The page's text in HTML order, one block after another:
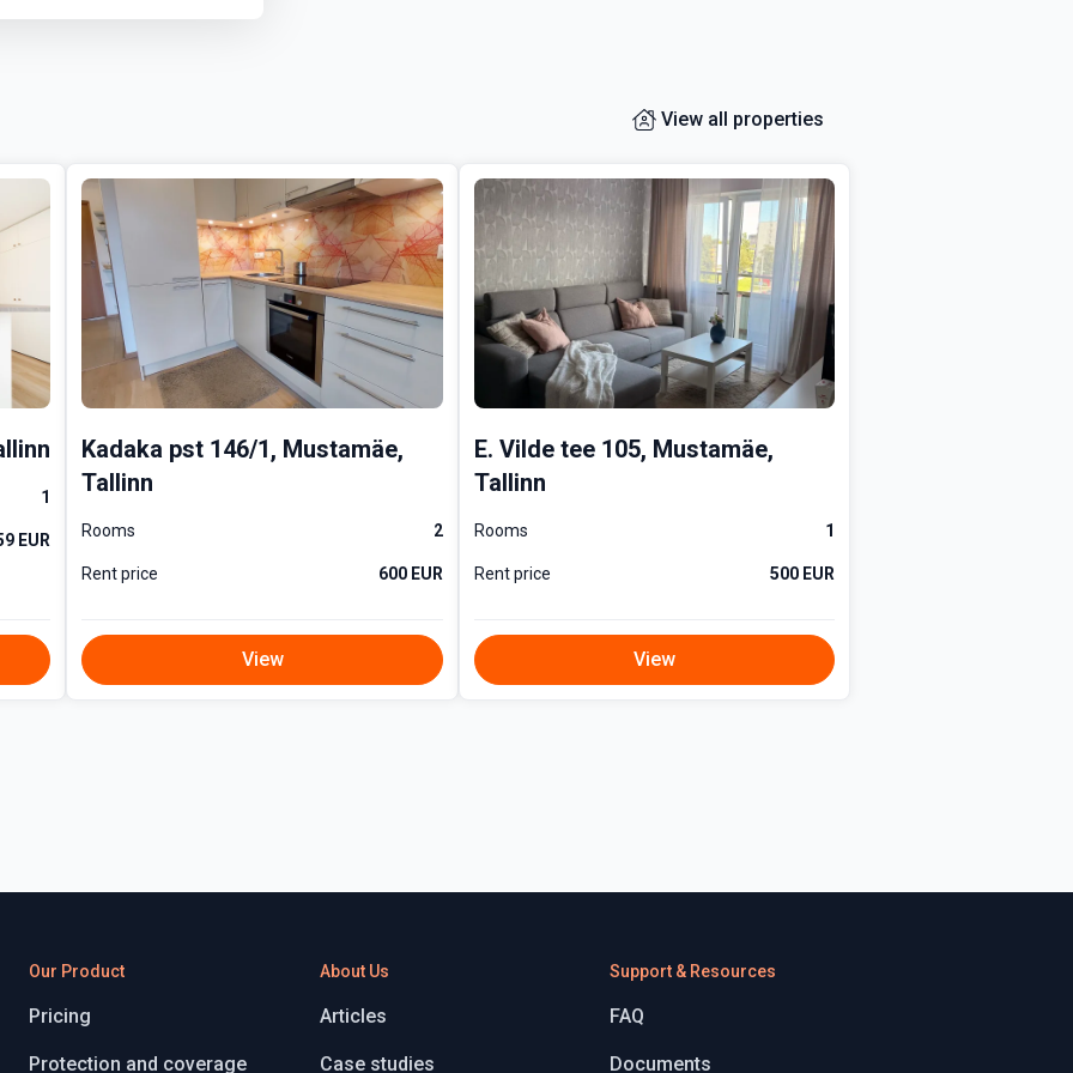
muretsema liiklusmüra
ka kirjutuslaud.
tasemel. Talvisel perioodi
perioodil 90- eur/kuu, sõ
Temperatuuri sa
parkida saab tasuta ma
View all properties
1
EUR
Kadaka pst 146/1, Mustamäe,
Tallinn
Rooms 2
Rent price 600 EUR
View
E. Vilde tee 105, Mustamäe,
Tallinn
Rooms 1
Rent price 500 EUR
View
Our Product
Pricing
Protection and coverage
About Us
Articles
Case studies
Support & Resources
FAQ
Documents